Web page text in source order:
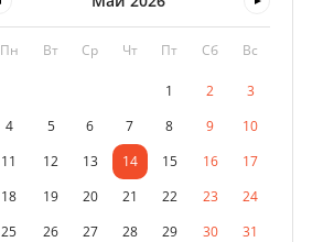
Пн Вт Ср Чт Пт Сб Вс
1 2
3
4
5 6 7 8 9
10
11
12 13 14 15 16
17
18
19 20 21 22 23
24
25
26 27 28 29 30 31